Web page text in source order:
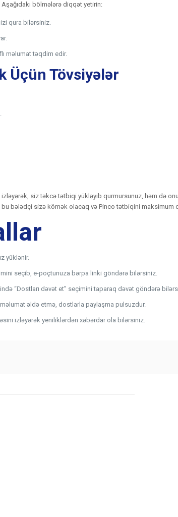
bölmələrə diqqət yetirin:
qura bilərsiniz.
məlumat təqdim edir.
Üçün Tövsiyələr
siz təkcə tətbiqi yükləyib qurmursunuz, həm də
bələdçi sizə kömək olacaq və Pinco tətbiqini maksimum
yüklənir.
seçib, e-poçtunuza bərpa linki göndərə bilərsiniz.
“Dostları dəvət et” seçimini taparaq dəvət göndərə
əldə etmə, dostlarla paylaşma pulsuzdur.
izləyərək yeniliklərdən xəbərdar ola bilərsiniz.